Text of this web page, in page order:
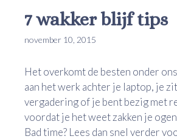
7 wakker blijf tips
november 10, 2015
Het overkomt de besten onder
aan het werk achter je laptop, je
vergadering of je bent bezig met
voordat je het weet zakken je
Bad time? Lees dan snel verder